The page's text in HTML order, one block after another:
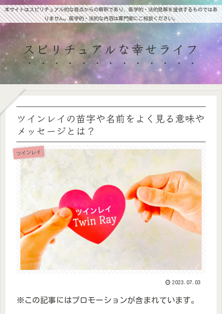
本サイトはスピリチュアル的な視点からの解釈であり、医学的・法的見解を提供するものではあ
りません。医学的・法的な内容は専門家にご相談ください。
スピリチュアルな幸せライフ
ツインレイの苗字や名前をよく見る意味や
メッセージとは？
ツインレイ
2023.07.03
※この記事にはプロモーションが含まれています。